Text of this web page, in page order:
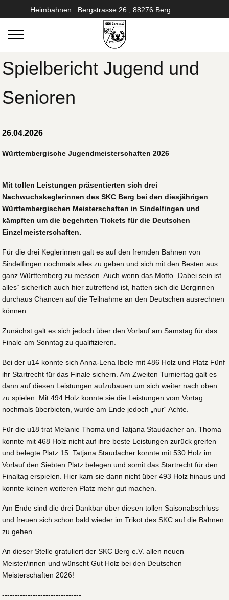
Heimbahnen : Bergstrasse 26 , 88276 Berg
Mobile Menu Toggle
Spielbericht Jugend und
Senioren
26.04.2026
Württembergische Jugendmeisterschaften 2026
Mit tollen Leistungen präsentierten sich drei
Nachwuchskeglerinnen des SKC Berg bei den diesjährigen
Württembergischen Meisterschaften in Sindelfingen und
kämpften um die begehrten Tickets für die Deutschen
Einzelmeisterschaften.
Für die drei Keglerinnen galt es auf den fremden Bahnen von
Sindelfingen nochmals alles zu geben und sich mit den Besten aus
ganz Württemberg zu messen. Auch wenn das Motto „Dabei sein ist
alles“ sicherlich auch hier zutreffend ist, hatten sich die Berginnen
durchaus Chancen auf die Teilnahme an den Deutschen ausrechnen
können.
Zunächst galt es sich jedoch über den Vorlauf am Samstag für das
Finale am Sonntag zu qualifizieren.
Bei der u14 konnte sich Anna-Lena Ibele mit 486 Holz und Platz Fünf
ihr Startrecht für das Finale sichern. Am Zweiten Turniertag galt es
dann auf diesen Leistungen aufzubauen um sich weiter nach oben
zu spielen. Mit 494 Holz konnte sie die Leistungen vom Vortag
nochmals überbieten, wurde am Ende jedoch „nur“ Achte.
Für die u18 trat Melanie Thoma und Tatjana Staudacher an. Thoma
konnte mit 468 Holz nicht auf ihre beste Leistungen zurück greifen
und belegte Platz 15. Tatjana Staudacher konnte mit 530 Holz im
Vorlauf den Siebten Platz belegen und somit das Startrecht für den
Finaltag erspielen. Hier kam sie dann nicht über 493 Holz hinaus und
konnte keinen weiteren Platz mehr gut machen.
Am Ende sind die drei Dankbar über diesen tollen Saisonabschluss
und freuen sich schon bald wieder im Trikot des SKC auf die Bahnen
zu gehen.
An dieser Stelle gratuliert der SKC Berg e.V. allen neuen
Meister/innen und wünscht Gut Holz bei den Deutschen
Meisterschaften 2026!
-------------------------------